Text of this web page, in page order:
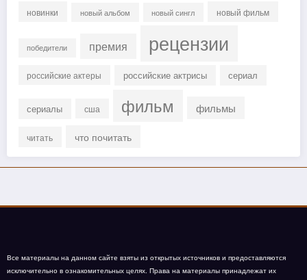
новинки новый альбом новый сингл новый фильм
победители премия рецензии
российские актеры российские актрисы сериал
сериалы сша фильм фильмы
читать что почитать
Все материалы на данном сайте взяты из открытых источников и предоставляются
исключительно в ознакомительных целях. Права на материалы принадлежат их